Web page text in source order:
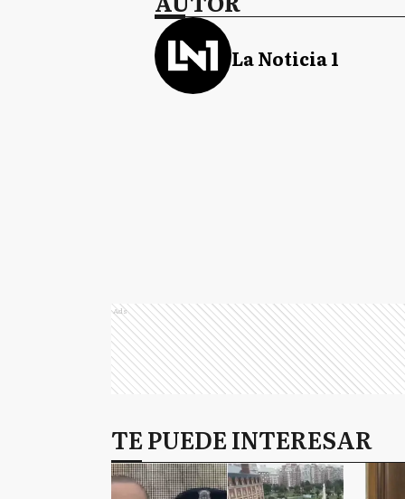
La Noticia 1
Ads
TE PUEDE INTERESAR